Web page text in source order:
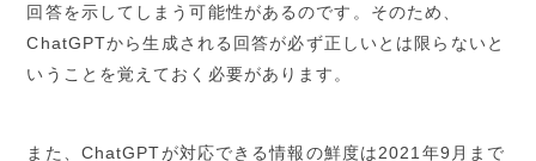
回答を示してしまう可能性があるのです。そのため、
ChatGPTから生成される回答が必ず正しいとは限らないと
いうことを覚えておく必要があります。
また、ChatGPTが対応できる情報の鮮度は2021年9月まで